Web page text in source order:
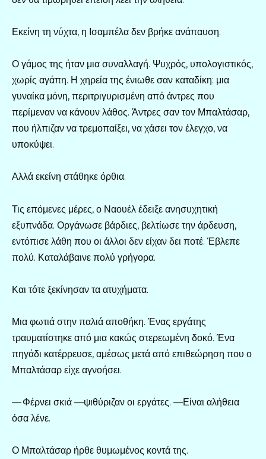
Εκείνη τη νύχτα, η Ισαμπέλα δεν βρήκε ανάπαυση.
Ο γάμος της ήταν μια συναλλαγή. Ψυχρός, υπολογιστικός,
χωρίς αγάπη. Η χηρεία της ένιωθε σαν καταδίκη: μια
γυναίκα μόνη, περιτριγυρισμένη από άντρες που
περίμεναν να κάνουν λάθος. Άντρες σαν τον Μπαλτάσαρ,
που ήλπιζαν να τρεμοπαίξει, να χάσει τον έλεγχο, να
υποκύψει.
Αλλά εκείνη στάθηκε όρθια.
Τις επόμενες μέρες, ο Ναουέλ έδειξε ανησυχητική
εξυπνάδα. Οργάνωσε βάρδιες, βελτίωσε την άρδευση,
εντόπισε λάθη που οι άλλοι δεν είχαν δει ποτέ. Έβλεπε
πολύ. Καταλάβαινε πολύ γρήγορα.
Και τότε ξεκίνησαν τα ατυχήματα.
Μια φωτιά στην παλιά αποθήκη. Ένας εργάτης
τραυματίστηκε από μια κακώς στερεωμένη δοκό. Ένα
πηγάδι κατέρρευσε, αμέσως μετά από επιθεώρηση που ο
Μπαλτάσαρ είχε αγνοήσει.
— Φέρνει σκιά —ψιθύριζαν οι εργάτες. —Είναι αλήθεια
όσα λένε.
Ο Μπαλτάσαρ ήρθε θυμωμένος κοντά της.